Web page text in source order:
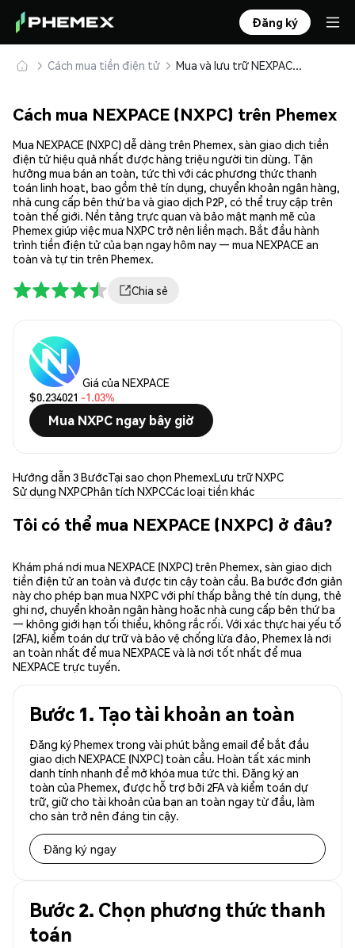
Đăng ký
Cách mua tiền điện tử Mua và lưu trữ NEXPACE (NXPC) an toàn
Cách mua NEXPACE (NXPC) trên Phemex
Mua NEXPACE (NXPC) dễ dàng trên Phemex, sàn giao dịch tiền
điện tử hiệu quả nhất được hàng triệu người tin dùng. Tận
hưởng mua bán an toàn, tức thì với các phương thức thanh
toán linh hoạt, bao gồm thẻ tín dụng, chuyển khoản ngân hàng,
nhà cung cấp bên thứ ba và giao dịch P2P, có thể truy cập trên
toàn thế giới. Nền tảng trực quan và bảo mật mạnh mẽ của
Phemex giúp việc mua NXPC trở nên liền mạch. Bắt đầu hành
trình tiền điện tử của bạn ngay hôm nay — mua NEXPACE an
toàn và tự tin trên Phemex.
Chia sẻ
Giá của NEXPACE
$0.234021 -1.03%
Mua NXPC ngay bây giờ
Hướng dẫn 3 BướcTại sao chọn PhemexLưu trữ NXPC
Sử dụng NXPCPhân tích NXPCCác loại tiền khác
Tôi có thể mua NEXPACE (NXPC) ở đâu?
Khám phá nơi mua NEXPACE (NXPC) trên Phemex, sàn giao dịch
tiền điện tử an toàn và được tin cậy toàn cầu. Ba bước đơn giản
này cho phép bạn mua NXPC với phí thấp bằng thẻ tín dụng, thẻ
ghi nợ, chuyển khoản ngân hàng hoặc nhà cung cấp bên thứ ba
— không giới hạn tối thiểu, không rắc rối. Với xác thực hai yếu tố
(2FA), kiểm toán dự trữ và bảo vệ chống lừa đảo, Phemex là nơi
an toàn nhất để mua NEXPACE và là nơi tốt nhất để mua
NEXPACE trực tuyến.
Bước 1. Tạo tài khoản an toàn
Đăng ký Phemex trong vài phút bằng email để bắt đầu
giao dịch NEXPACE (NXPC) toàn cầu. Hoàn tất xác minh
danh tính nhanh để mở khóa mua tức thì. Đăng ký an
toàn của Phemex, được hỗ trợ bởi 2FA và kiểm toán dự
trữ, giữ cho tài khoản của bạn an toàn ngay từ đầu, làm
cho sàn trở nên đáng tin cậy.
Đăng ký ngay
Bước 2. Chọn phương thức thanh
toán